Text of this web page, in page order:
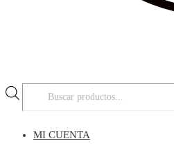
MI CUENTA